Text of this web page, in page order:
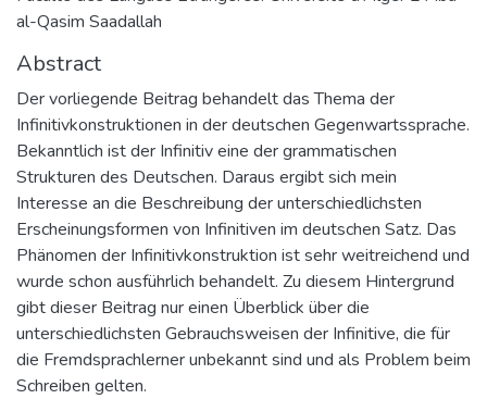
al-Qasim Saadallah
Abstract
Der vorliegende Beitrag behandelt das Thema der
Infinitivkonstruktionen in der deutschen Gegenwartssprache.
Bekanntlich ist der Infinitiv eine der grammatischen
Strukturen des Deutschen. Daraus ergibt sich mein
Interesse an die Beschreibung der unterschiedlichsten
Erscheinungsformen von Infinitiven im deutschen Satz. Das
Phänomen der Infinitivkonstruktion ist sehr weitreichend und
wurde schon ausführlich behandelt. Zu diesem Hintergrund
gibt dieser Beitrag nur einen Überblick über die
unterschiedlichsten Gebrauchsweisen der Infinitive, die für
die Fremdsprachlerner unbekannt sind und als Problem beim
Schreiben gelten.